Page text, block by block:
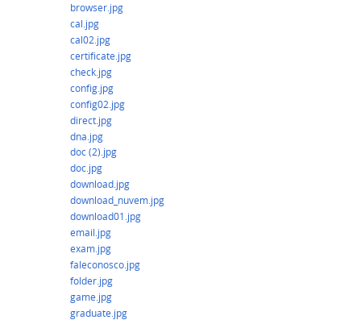
browser.jpg
cal.jpg
cal02.jpg
certificate.jpg
check.jpg
config.jpg
config02.jpg
direct.jpg
dna.jpg
doc (2).jpg
doc.jpg
download.jpg
download_nuvem.jpg
download01.jpg
email.jpg
exam.jpg
faleconosco.jpg
folder.jpg
game.jpg
graduate.jpg